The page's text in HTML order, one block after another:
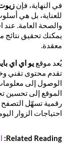
في النهاية، فإنزيوت
للعناية، بل هي
والصحة العامة. عند
يمكنك تحقيق نتائج
معقدة.
يُعد موقعيو اي اي
تقدم محتوى تقني
الوصول إلى معلومات
الموقع إلى تحسين
رقمية تسهّل التصفح
احتياجات الزوار
Related Reading: